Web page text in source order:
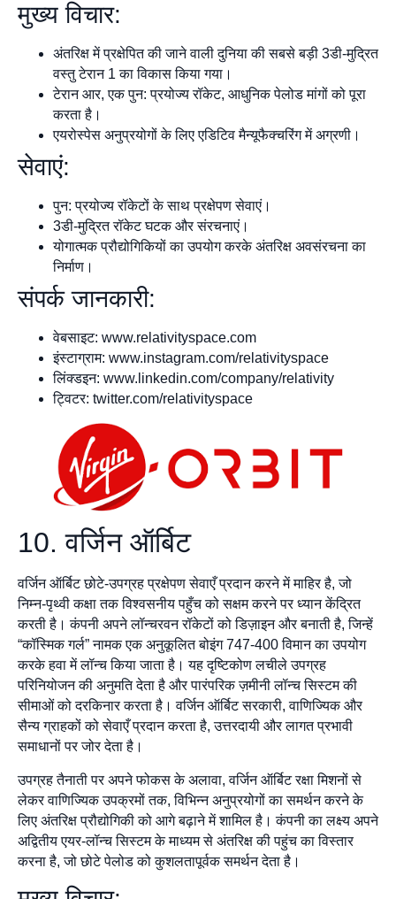
मुख्य विचार:
अंतरिक्ष में प्रक्षेपित की जाने वाली दुनिया की सबसे बड़ी 3डी-मुद्रित
वस्तु टेरान 1 का विकास किया गया।
टेरान आर, एक पुन: प्रयोज्य रॉकेट, आधुनिक पेलोड मांगों को पूरा
करता है।
एयरोस्पेस अनुप्रयोगों के लिए एडिटिव मैन्यूफैक्चरिंग में अग्रणी।
सेवाएं:
पुन: प्रयोज्य रॉकेटों के साथ प्रक्षेपण सेवाएं।
3डी-मुद्रित रॉकेट घटक और संरचनाएं।
योगात्मक प्रौद्योगिकियों का उपयोग करके अंतरिक्ष अवसंरचना का
निर्माण।
संपर्क जानकारी:
वेबसाइट: www.relativityspace.com
इंस्टाग्राम: www.instagram.com/relativityspace
लिंक्डइन: www.linkedin.com/company/relativity
ट्विटर: twitter.com/relativityspace
10. वर्जिन ऑर्बिट
वर्जिन ऑर्बिट छोटे-उपग्रह प्रक्षेपण सेवाएँ प्रदान करने में माहिर है, जो
निम्न-पृथ्वी कक्षा तक विश्वसनीय पहुँच को सक्षम करने पर ध्यान केंद्रित
करती है। कंपनी अपने लॉन्चरवन रॉकेटों को डिज़ाइन और बनाती है, जिन्हें
“कॉस्मिक गर्ल” नामक एक अनुकूलित बोइंग 747-400 विमान का उपयोग
करके हवा में लॉन्च किया जाता है। यह दृष्टिकोण लचीले उपग्रह
परिनियोजन की अनुमति देता है और पारंपरिक ज़मीनी लॉन्च सिस्टम की
सीमाओं को दरकिनार करता है। वर्जिन ऑर्बिट सरकारी, वाणिज्यिक और
सैन्य ग्राहकों को सेवाएँ प्रदान करता है, उत्तरदायी और लागत प्रभावी
समाधानों पर जोर देता है।
उपग्रह तैनाती पर अपने फोकस के अलावा, वर्जिन ऑर्बिट रक्षा मिशनों से
लेकर वाणिज्यिक उपक्रमों तक, विभिन्न अनुप्रयोगों का समर्थन करने के
लिए अंतरिक्ष प्रौद्योगिकी को आगे बढ़ाने में शामिल है। कंपनी का लक्ष्य अपने
अद्वितीय एयर-लॉन्च सिस्टम के माध्यम से अंतरिक्ष की पहुंच का विस्तार
करना है, जो छोटे पेलोड को कुशलतापूर्वक समर्थन देता है।